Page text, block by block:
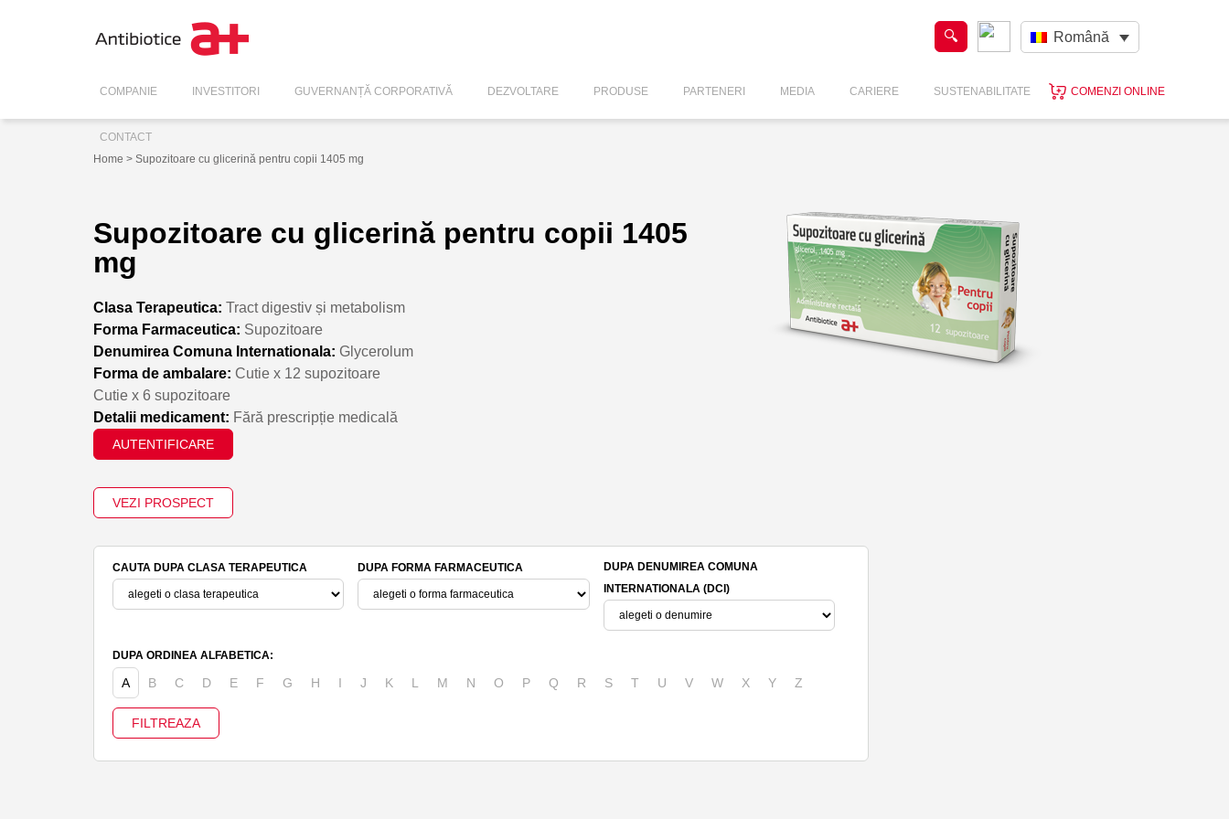
Română
COMPANIE INVESTITORI GUVERNANȚĂ CORPORATIVĂ DEZVOLTARE PRODUSE PARTENERI MEDIA CARIERE SUSTENABILITATE COMENZI ONLINE
CONTACT
Home > Supozitoare cu glicerină pentru copii 1405 mg
Supozitoare cu glicerină pentru copii 1405
mg
Clasa Terapeutica: Tract digestiv și metabolism
Forma Farmaceutica: Supozitoare
Denumirea Comuna Internationala: Glycerolum
Forma de ambalare: Cutie x 12 supozitoare
Cutie x 6 supozitoare
Detalii medicament: Fără prescripție medicală
AUTENTIFICARE
VEZI PROSPECT
CAUTA DUPA CLASA TERAPEUTICA DUPA FORMA FARMACEUTICA
DUPA DENUMIREA COMUNA
INTERNATIONALA (DCI)
DUPA ORDINEA ALFABETICA:
A B C D E F G H I J K L M N O P Q R S T U V W X Y Z